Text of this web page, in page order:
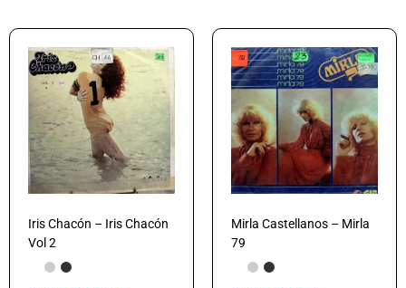
Iris Chacón – Iris Chacón
Vol 2
Mirla Castellanos – Mirla
79